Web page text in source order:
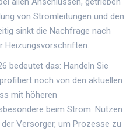
von Stromleitungen und den
sinkt die Nachfrage nach
Heizungsvorschriften.
bedeutet das: Handeln Sie
noch von den aktuellen
mit höheren
beim Strom. Nutzen
Versorger, um Prozesse zu